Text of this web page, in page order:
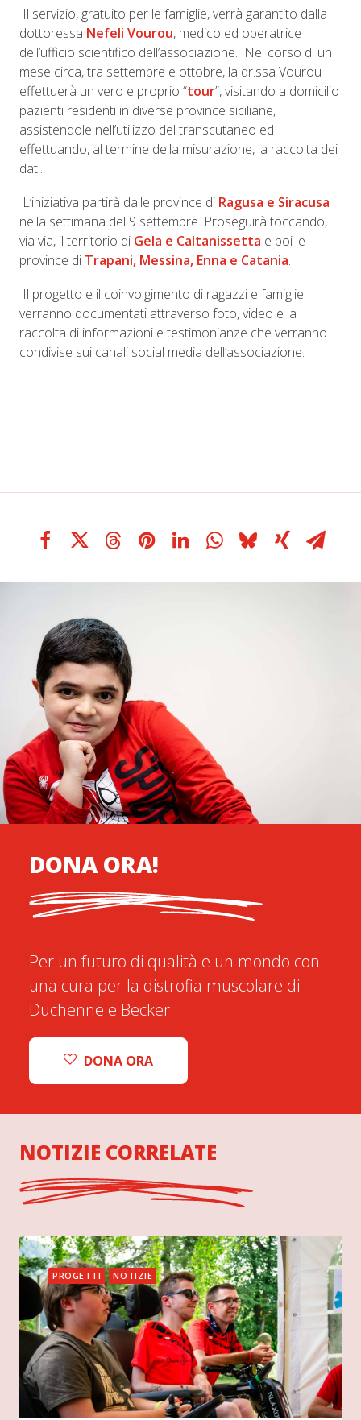
Il servizio, gratuito per le famiglie, verrà garantito dalla
dottoressa Nefeli Vourou, medico ed operatrice
dell’ufficio scientifico dell’associazione. Nel corso di un
mese circa, tra settembre e ottobre, la dr.ssa Vourou
effettuerà un vero e proprio “tour”, visitando a domicilio
pazienti residenti in diverse province siciliane,
assistendole nell’utilizzo del transcutaneo ed
effettuando, al termine della misurazione, la raccolta dei
dati.
L’iniziativa partirà dalle province di Ragusa e Siracusa
nella settimana del 9 settembre. Proseguirà toccando,
via via, il territorio di Gela e Caltanissetta e poi le
province di Trapani, Messina, Enna e Catania.
Il progetto e il coinvolgimento di ragazzi e famiglie
verranno documentati attraverso foto, video e la
raccolta di informazioni e testimonianze che verranno
condivise sui canali social media dell’associazione.
DONA ORA!
Per un futuro di qualità e un mondo con
una cura per la distrofia muscolare di
Duchenne e Becker.
DONA ORA
NOTIZIE CORRELATE
PROGETTI NOTIZIE